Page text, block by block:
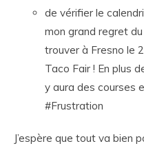
de vérifier le
mon grand regret
trouver à Fresno le
Taco Fair ! En plus
y aura des courses
#Frustration
J’espère que tout va bien